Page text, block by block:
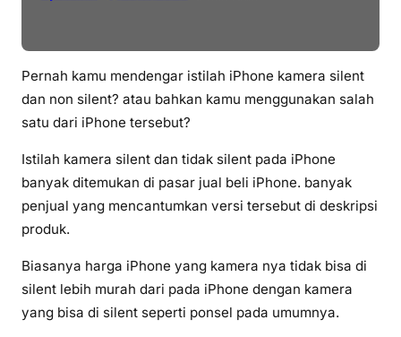
Pernah kamu mendengar istilah iPhone kamera silent
dan non silent? atau bahkan kamu menggunakan salah
satu dari iPhone tersebut?
Istilah kamera silent dan tidak silent pada iPhone
banyak ditemukan di pasar jual beli iPhone. banyak
penjual yang mencantumkan versi tersebut di deskripsi
produk.
Biasanya harga iPhone yang kamera nya tidak bisa di
silent lebih murah dari pada iPhone dengan kamera
yang bisa di silent seperti ponsel pada umumnya.